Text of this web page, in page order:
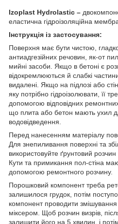
Izoplast Hydrolastic –
еластична гідроізоляційна
Інструкція із застосування:
Поверхня має бути чистою,
антиадгезійних речовин, як-от
мийні засоби. Якщо в бетоні є
відокремлюються й слабкі
видалені. Якщо на підлозі або
яку потрібно гідроізолювати, її
допомогою відповідних
що плита або бетон мають ухил
водовідведення.
Перед нанесенням матеріалу
Для знепиливання поверхні та
використовуйте ґрунтовий розчин
Кути та примикання пол-стіна
допомогою ремонтного розчину.
Порошковий компонент треба
залишилося грудок, потім
компонент проводити
міксером. Щоб розчин визрів,
залишити його на 5 хвилин, і